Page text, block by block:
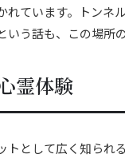
れています。トンネ
う話も、この場所
霊体験
トとして広く知られ